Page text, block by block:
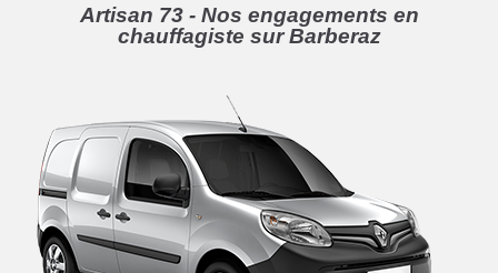
Artisan 73 - Nos engagements en
chauffagiste sur Barberaz